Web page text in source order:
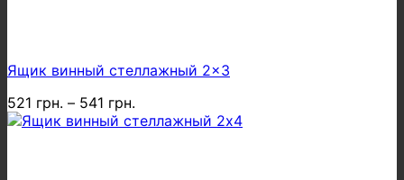
Ящик винный стеллажный 2×3
521 грн. – 541 грн.